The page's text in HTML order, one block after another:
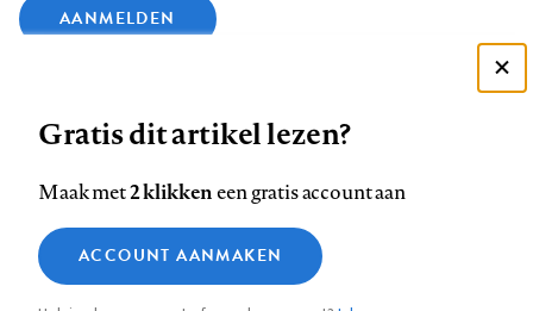
AANMELDEN
op
Facebook
op
LinkedIn
op
Bluesky
ons
op
InstagramYouTube
Footer
Contact Colofon Disclaimer Privacy
Medische vragen verdienen
betrouwbare antwoorden
Zie onze cookie policy
Analytische cookies
Gratis dit artikel lezen?
Maak met2 klikkeneen gratis account aan
ACCOUNT AANMAKEN